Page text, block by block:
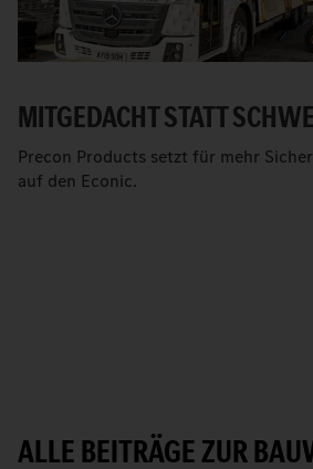
MITGEDACHT STATT
Precon Products setzt für mehr
auf den Econic.
ALLE BEITRÄGE ZUR